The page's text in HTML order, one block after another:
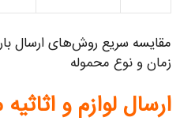
مقایسه سریع روش‌های ارسال بار
زمان و نوع محموله
ارسال لوازم و اثاثیه